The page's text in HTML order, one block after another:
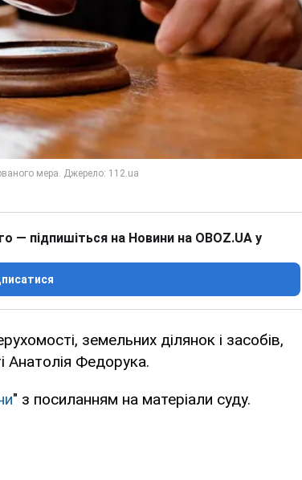
— підпишіться на Новини на OBOZ.UA у
земельних ділянок і засобів,
Анатолія Федорука.
" з посиланням на матеріали суду.